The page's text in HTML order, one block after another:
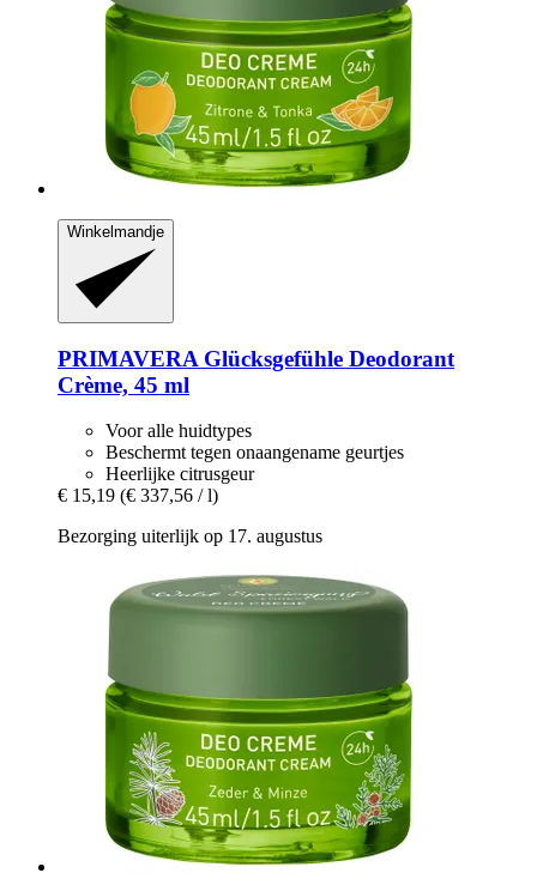
Winkelmandje
PRIMAVERA Glücksgefühle Deodorant
Crème, 45 ml
Voor alle huidtypes
Beschermt tegen onaangename geurtjes
Heerlijke citrusgeur
€ 15,19 (€ 337,56 / l)
Bezorging uiterlijk op 17. augustus